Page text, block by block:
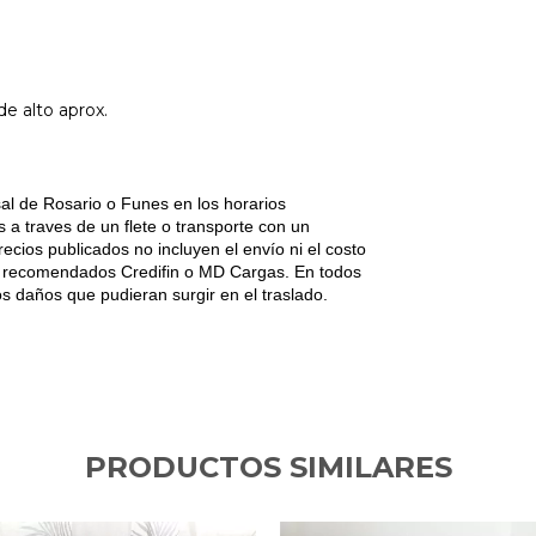
alto aprox.
de Rosario o Funes en los horarios
a traves de un flete o transporte con un
publicados no incluyen el envío ni el costo
Credifin o MD Cargas. En todos
daños que pudieran surgir en el traslado.
PRODUCTOS SIMILARES